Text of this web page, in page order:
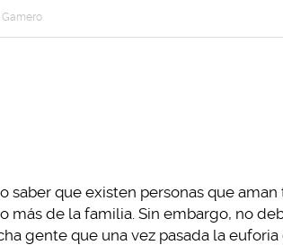
saber que existen personas que
más de la familia. Sin embargo, no
gente que una vez pasada la